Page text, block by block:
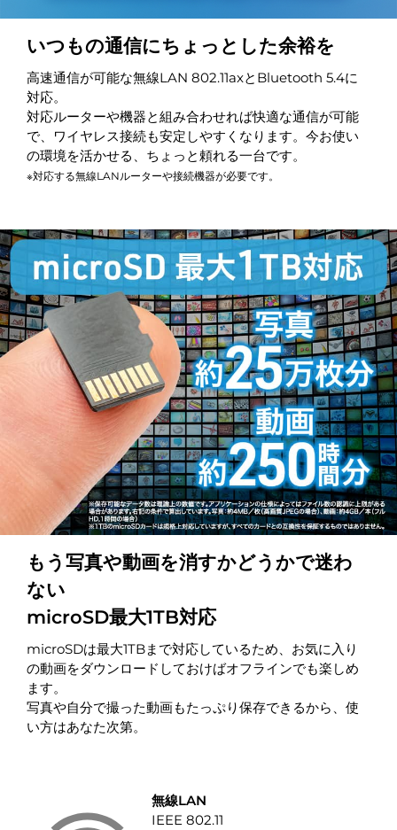
いつもの通信にちょっとした余裕を
高速通信が可能な無線LAN 802.11axとBluetooth 5.4に
対応。
対応ルーターや機器と組み合わせれば快適な通信が可能
で、ワイヤレス接続も安定しやすくなります。今お使い
の環境を活かせる、ちょっと頼れる一台です。
※対応する無線LANルーターや接続機器が必要です。
もう写真や動画を消すかどうかで迷わ
ない
microSD最大1TB対応
microSDは最大1TBまで対応しているため、お気に入り
の動画をダウンロードしておけばオフラインでも楽しめ
ます。
写真や自分で撮った動画もたっぷり保存できるから、使
い方はあなた次第。
無線LAN
IEEE 802.11